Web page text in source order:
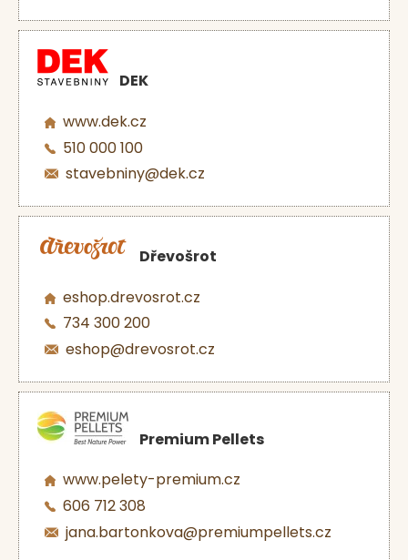
DEK
www.dek.cz
510 000 100
stavebniny@dek.cz
Dřevošrot
eshop.drevosrot.cz
734 300 200
eshop@drevosrot.cz
Premium Pellets
www.pelety-premium.cz
606 712 308
jana.bartonkova@premiumpellets.cz